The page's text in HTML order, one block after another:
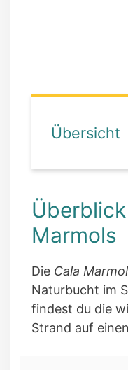
Übersicht
Marmols
Die Cala
Naturbucht im
findest du die
Strand auf